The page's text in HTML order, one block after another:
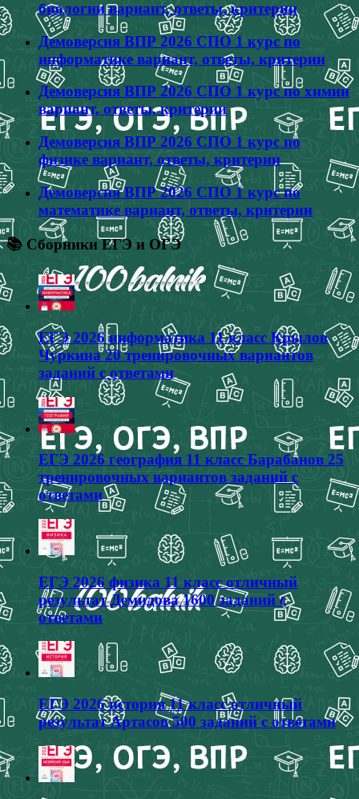
биологии вариант, ответы, критерии
Демоверсия ВПР 2026 СПО 1 курс по
информатике вариант, ответы, критерии
Демоверсия ВПР 2026 СПО 1 курс по химии
вариант, ответы, критерии
Демоверсия ВПР 2026 СПО 1 курс по
физике вариант, ответы, критерии
Демоверсия ВПР 2026 СПО 1 курс по
математике вариант, ответы, критерии
📚 Сборники ЕГЭ и ОГЭ
ЕГЭ 2026 информатика 11 класс Крылов
Чуркина 20 тренировочных вариантов
заданий с ответами
ЕГЭ 2026 география 11 класс Барабанов 25
тренировочных вариантов заданий с
ответами
ЕГЭ 2026 физика 11 класс отличный
результат Демидова 1600 заданий с
ответами
ЕГЭ 2026 история 11 класс отличный
результат Артасов 500 заданий с ответами